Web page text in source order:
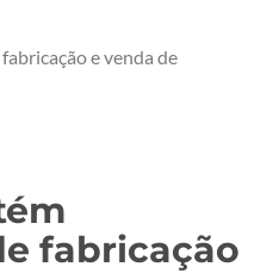
e venda de
fabricação